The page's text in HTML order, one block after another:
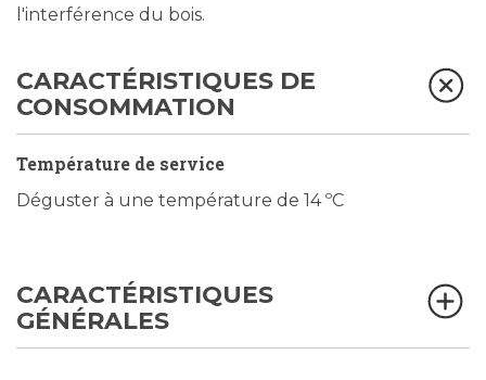
l'interférence du bois.
CARACTÉRISTIQUES DE
CONSOMMATION
Température de service
Déguster à une température de 14 ºC
CARACTÉRISTIQUES
GÉNÉRALES